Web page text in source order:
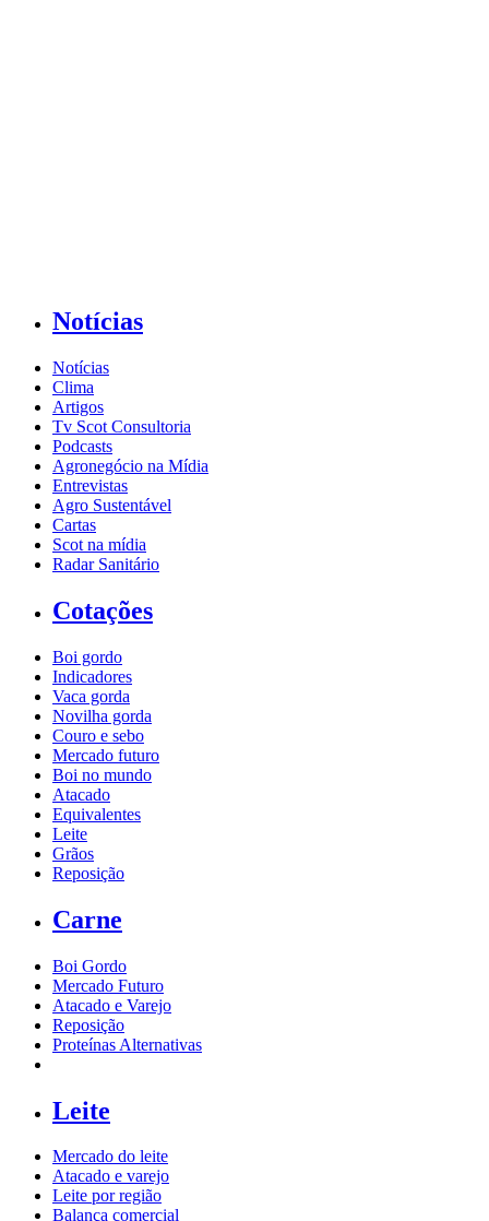
Notícias
Notícias
Clima
Artigos
Tv Scot Consultoria
Podcasts
Agronegócio na Mídia
Entrevistas
Agro Sustentável
Cartas
Scot na mídia
Radar Sanitário
Cotações
Boi gordo
Indicadores
Vaca gorda
Novilha gorda
Couro e sebo
Mercado futuro
Boi no mundo
Atacado
Equivalentes
Leite
Grãos
Reposição
Carne
Boi Gordo
Mercado Futuro
Atacado e Varejo
Reposição
Proteínas Alternativas
Leite
Mercado do leite
Atacado e varejo
Leite por região
Balança comercial